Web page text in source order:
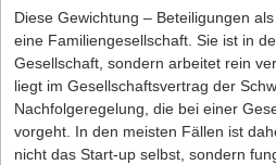
Produkte sollten an individuelle
einfach angepasst warden können.
umfassende Support-Leistungen
Weiterentwicklung denken, die
Kunden bereitstellen kann.
B2C-Software.Um dein Produkt
Endverbraucher zu verkaufen,
Für das Maklergeschäft sind zwei
Immobilien und Kunden. Sobald
übersteigen, wird es ohne Hilfsmittel
es empfehlenswert, sich früh eine
Immobiliensoftware zuzulegen. Mit
Immobilienmakler den Überblick und
turbulenten Arbeitsalltag.
Diese Gewichtung – Beteiligungen
eine Familiengesellschaft. Sie ist in
Gesellschaft, sondern arbeitet rein
liegt im Gesellschaftsvertrag der
Nachfolgeregelung, die bei einer
vorgeht. In den meisten Fällen ist
nicht das Start-up selbst, sondern